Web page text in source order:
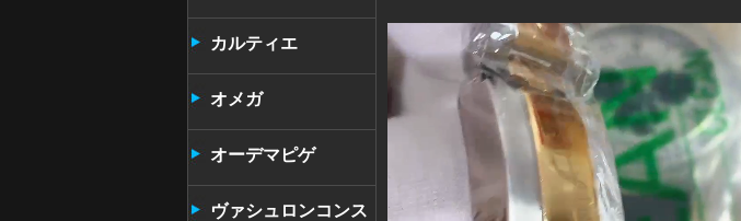
カルティエ
オメガ
オーデマピゲ
ヴァシュロンコンス